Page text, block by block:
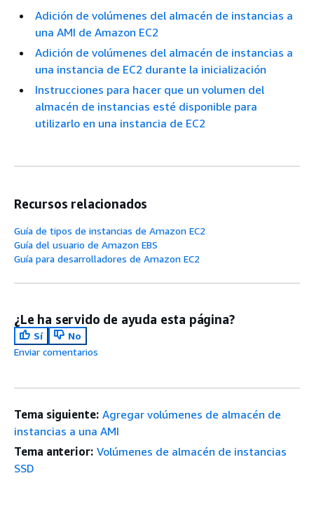
Adición de volúmenes del almacén de instancias a
una AMI de Amazon EC2
Adición de volúmenes del almacén de instancias a
una instancia de EC2 durante la inicialización
Instrucciones para hacer que un volumen del
almacén de instancias esté disponible para
utilizarlo en una instancia de EC2
Recursos relacionados
Guía de tipos de instancias de Amazon EC2
Guía del usuario de Amazon EBS
Guía para desarrolladores de Amazon EC2
¿Le ha servido de ayuda esta página?
Sí
No
Enviar comentarios
Tema siguiente: Agregar volúmenes de almacén de
instancias a una AMI
Tema anterior: Volúmenes de almacén de instancias
SSD